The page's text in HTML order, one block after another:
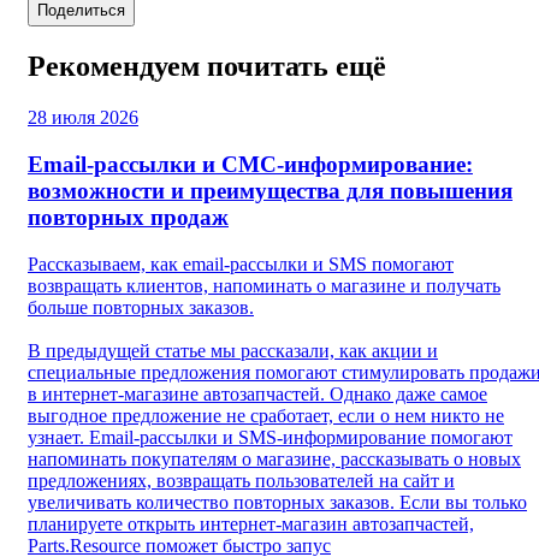
Поделиться
Рекомендуем почитать ещё
28 июля 2026
Email-рассылки и СМС-информирование:
возможности и преимущества для повышения
повторных продаж
Рассказываем, как email-рассылки и SMS помогают
возвращать клиентов, напоминать о магазине и получать
больше повторных заказов.
В предыдущей статье мы рассказали, как акции и
специальные предложения помогают стимулировать
в интернет-магазине автозапчастей. Однако даже самое
выгодное предложение не сработает, если о нем никто не
узнает. Email-рассылки и SMS-информирование помогают
напоминать покупателям о магазине, рассказывать о новых
предложениях, возвращать пользователей на сайт и
увеличивать количество повторных заказов. Если вы только
планируете открыть интернет-магазин автозапчастей,
Parts.Resource поможет быстро запус